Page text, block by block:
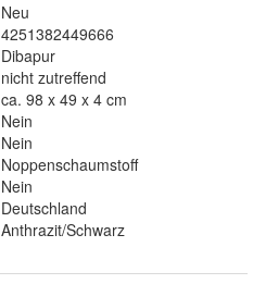
Neu
4251382449666
Dibapur
nicht zutreffend
ca. 98 x 49 x 4 cm
Nein
Nein
Noppenschaumstoff
Nein
Deutschland
Anthrazit/Schwarz